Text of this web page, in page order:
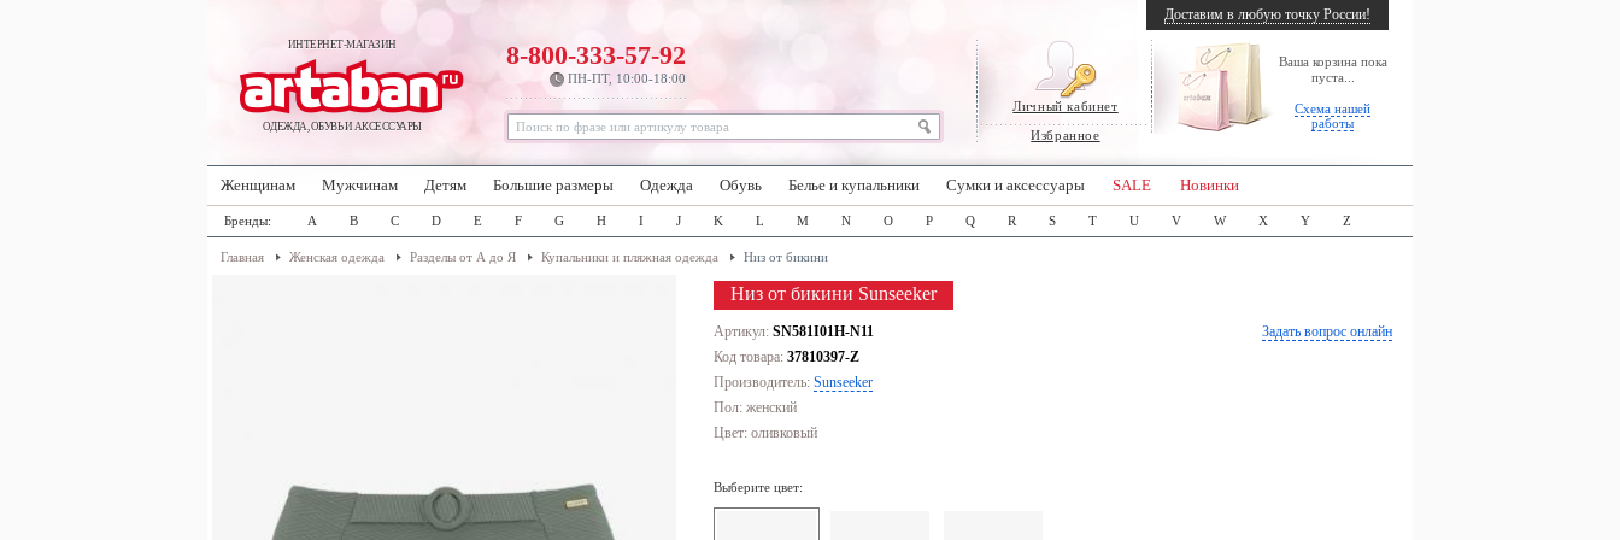
ИНТЕРНЕТ-МАГАЗИН
ОДЕЖДА, ОБУВЬ И АКСЕССУАРЫ
Личный кабинет
Избранное
Ваша корзина пока
пуста...
Схема нашей
работы
8-800-333-57-92
ПН-ПТ, 10:00-18:00
Доставим в любую точку России!
Женщинам Мужчинам Детям Большие размеры Одежда Обувь Белье и купальники Сумки и аксессуары SALE Новинки
Бренды: A B C D E F G H I J K L M N O P Q R S T U V W X Y Z
Главная Женская одежда Разделы от А до Я Купальники и пляжная одежда Низ от бикини
Низ от бикини Sunseeker
Задать вопрос онлайн
Артикул: SN581I01H-N11
Код товара: 37810397-Z
Производитель: Sunseeker
Пол: женский
Цвет: оливковый
Выберите цвет: